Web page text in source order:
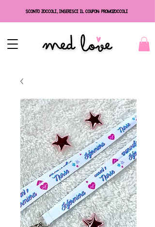
SCONTO ZOCCOLI, INSERISCI IL COUPON: PROMOZOCCOLI